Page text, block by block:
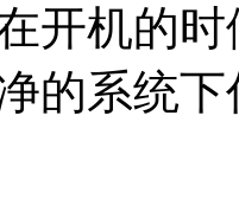
开机的
的系统